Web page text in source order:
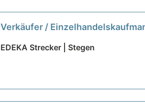
Verkäufer /
EDEKA Strecker | Stegen